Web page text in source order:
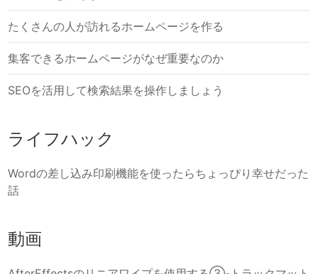
たくさんの人が訪れるホームページを作る
集客できるホームページがなぜ重要なのか
SEOを活用して検索結果を操作しましょう
ライフハック
Wordの差し込み印刷機能を使ったらちょっぴり幸せだった
話
動画